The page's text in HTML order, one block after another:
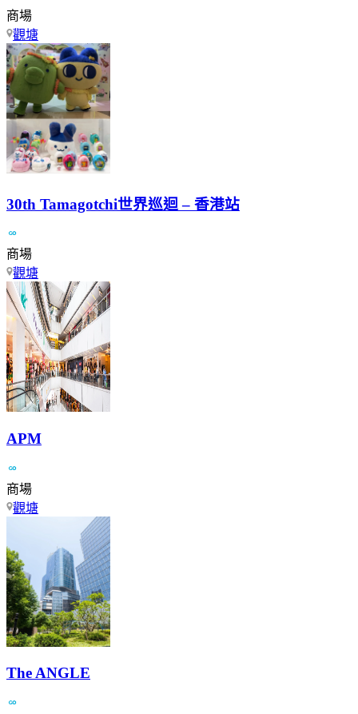
商場
觀塘
30th Tamagotchi世界巡迴 – 香港站
商場
觀塘
APM
商場
觀塘
The ANGLE